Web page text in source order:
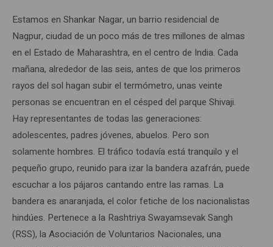
Estamos en Shankar Nagar, un barrio residencial de
Nagpur, ciudad de un poco más de tres millones de almas
en el Estado de Maharashtra, en el centro de India. Cada
mañana, alrededor de las seis, antes de que los primeros
rayos del sol hagan subir el termómetro, unas veinte
personas se encuentran en el césped del parque Shivaji.
Hay representantes de todas las generaciones:
adolescentes, padres jóvenes, abuelos. Pero son
solamente hombres. El tráfico todavía está tranquilo y el
pequeño grupo, reunido para izar la bandera azafrán, puede
escuchar a los pájaros cantando entre las ramas. La
bandera es anaranjada, el color fetiche de los nacionalistas
hindúes. Pertenece a la Rashtriya Swayamsevak Sangh
(RSS), la Asociación de Voluntarios Nacionales, una